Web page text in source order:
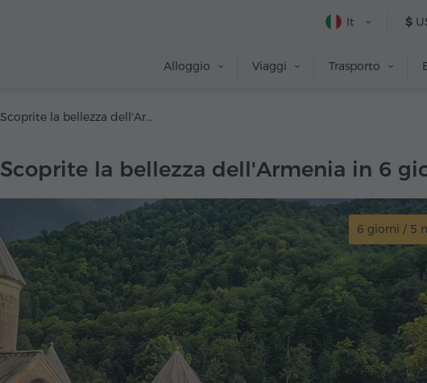
$
It
Alloggio Viaggi Trasporto
Scoprite la bellezza dell'Armenia in 6 giorni
Scoprite la bellezza dell'Armenia in 6
6 giorni / 5